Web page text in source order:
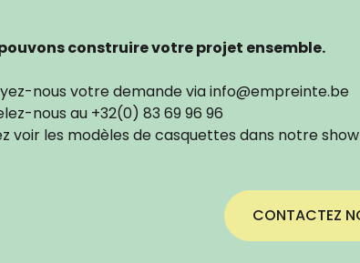
construire votre projet ensemble.
nous votre demande via info@empreinte.be
nous au +32(0) 83 69 96 96
voir les modèles de casquettes dans notre
CONTACTEZ